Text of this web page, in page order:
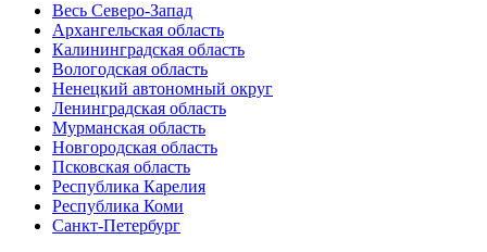
Весь Северо-Запад
Архангельская область
Калининградская область
Вологодская область
Ненецкий автономный округ
Ленинградская область
Мурманская область
Новгородская область
Псковская область
Республика Карелия
Республика Коми
Санкт-Петербург